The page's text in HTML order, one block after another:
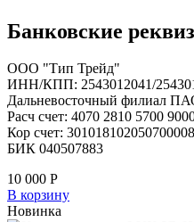
Банковские
ООО "Тип Трейд"
ИНН/КПП: 2543012041/
Дальневосточный филиал
Расч счет: 4070 2810 5700
Кор счет:
БИК 040507883
10 000 Р
В корзину
Новинка